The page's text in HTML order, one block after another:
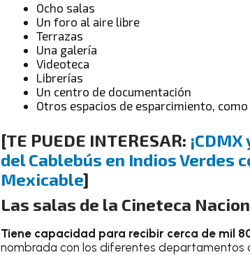
Ocho salas
Un foro al aire libre
Terrazas
Una galería
Videoteca
Librerías
Un centro de documentación
Otros espacios de esparcimiento,
[TE PUEDE INTERESAR:
del Cablebús en Indios Verdes
Mexicable]
Las salas de la Cineteca
Tiene capacidad para recibir cerca de mil
nombrada con los diferentes departamentos